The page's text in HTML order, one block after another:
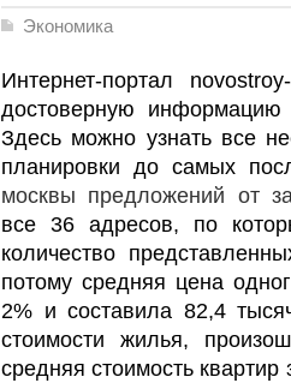
Экономика
Интернет-портал
достоверную
Здесь можно узнать все
планировки до самых
москвы предложений от
все 36 адресов, по
количество
потому средняя цена
2% и составила 82,4
стоимости жилья,
средняя стоимость